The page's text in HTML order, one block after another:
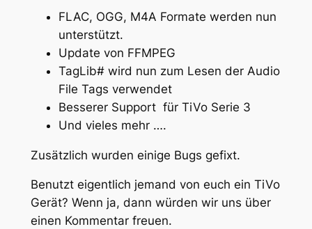
FLAC, OGG, M4A Formate werden nun
unterstützt.
Update von FFMPEG
TagLib# wird nun zum Lesen der Audio
File Tags verwendet
Besserer Support für TiVo Serie 3
Und vieles mehr ….
Zusätzlich wurden einige Bugs gefixt.
Benutzt eigentlich jemand von euch ein TiVo
Gerät? Wenn ja, dann würden wir uns über
einen Kommentar freuen.